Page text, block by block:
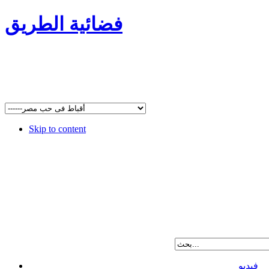
فضائية الطريق
Skip to content
فيديو